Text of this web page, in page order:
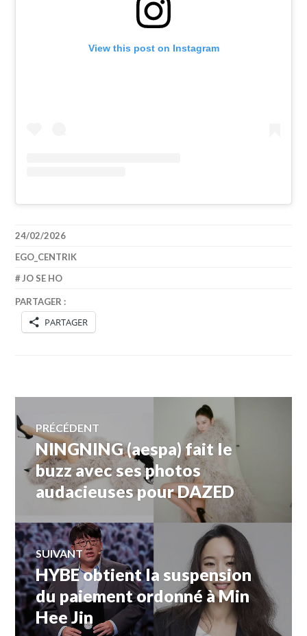
View this post on Instagram
24/02/2026
EGO_CENTRIK
JO SE HO
PARTAGER :
PARTAGER
Navigation
de
l’article
PRÉCÉDENT
Article
précédent :
NINGNING (aespa) fait le
buzz avec ses photos
audacieuses pour DAZED
SUIVANT
Article
Suivant:
HYBE obtient la suspension
du paiement ordonné à Min
Hee Jin